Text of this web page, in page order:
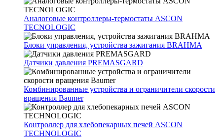
Аналоговые контроллеры-термостаты ASCON
TECNOLOGIC
Блоки управления, устройства зажигания BRAHMA
Датчики давления PREMASGARD
Комбинированные устройства и ограничители скорости
вращения Baumer
Контроллер для хлебопекарных печей ASCON
TECHNOLOGIC